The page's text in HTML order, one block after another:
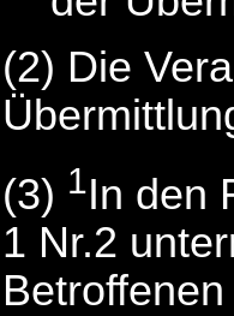
(2) Die
(3) 1In den
1 Nr.2